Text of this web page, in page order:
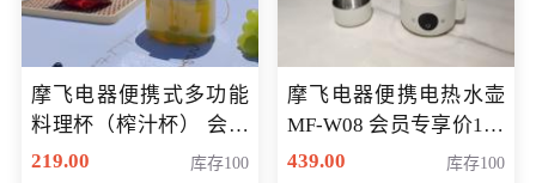
摩飞电器便携式多功能
料理杯（榨汁杯） 会员
专享价118元
219.00 库存100
摩飞电器便携电热水壶
MF-W08 会员专享价198
元
439.00 库存100